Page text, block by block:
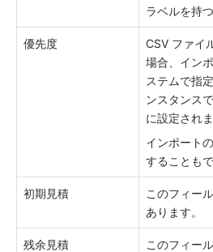
ラベルを持
優先度
CSV ファイ
場合、イン
ステムで指
ンスタンス
に設定されま
インポート
することもで
初期見積
このフィー
あります。
残余見積
このフィー